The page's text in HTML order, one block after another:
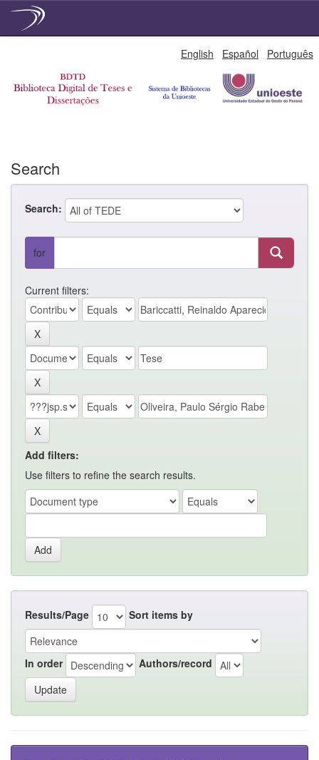
English Español Português
Search
Search:
for
Current filters:
Add filters:
Use filters to refine the search results.
Results/Page Sort items by
In order Authors/record